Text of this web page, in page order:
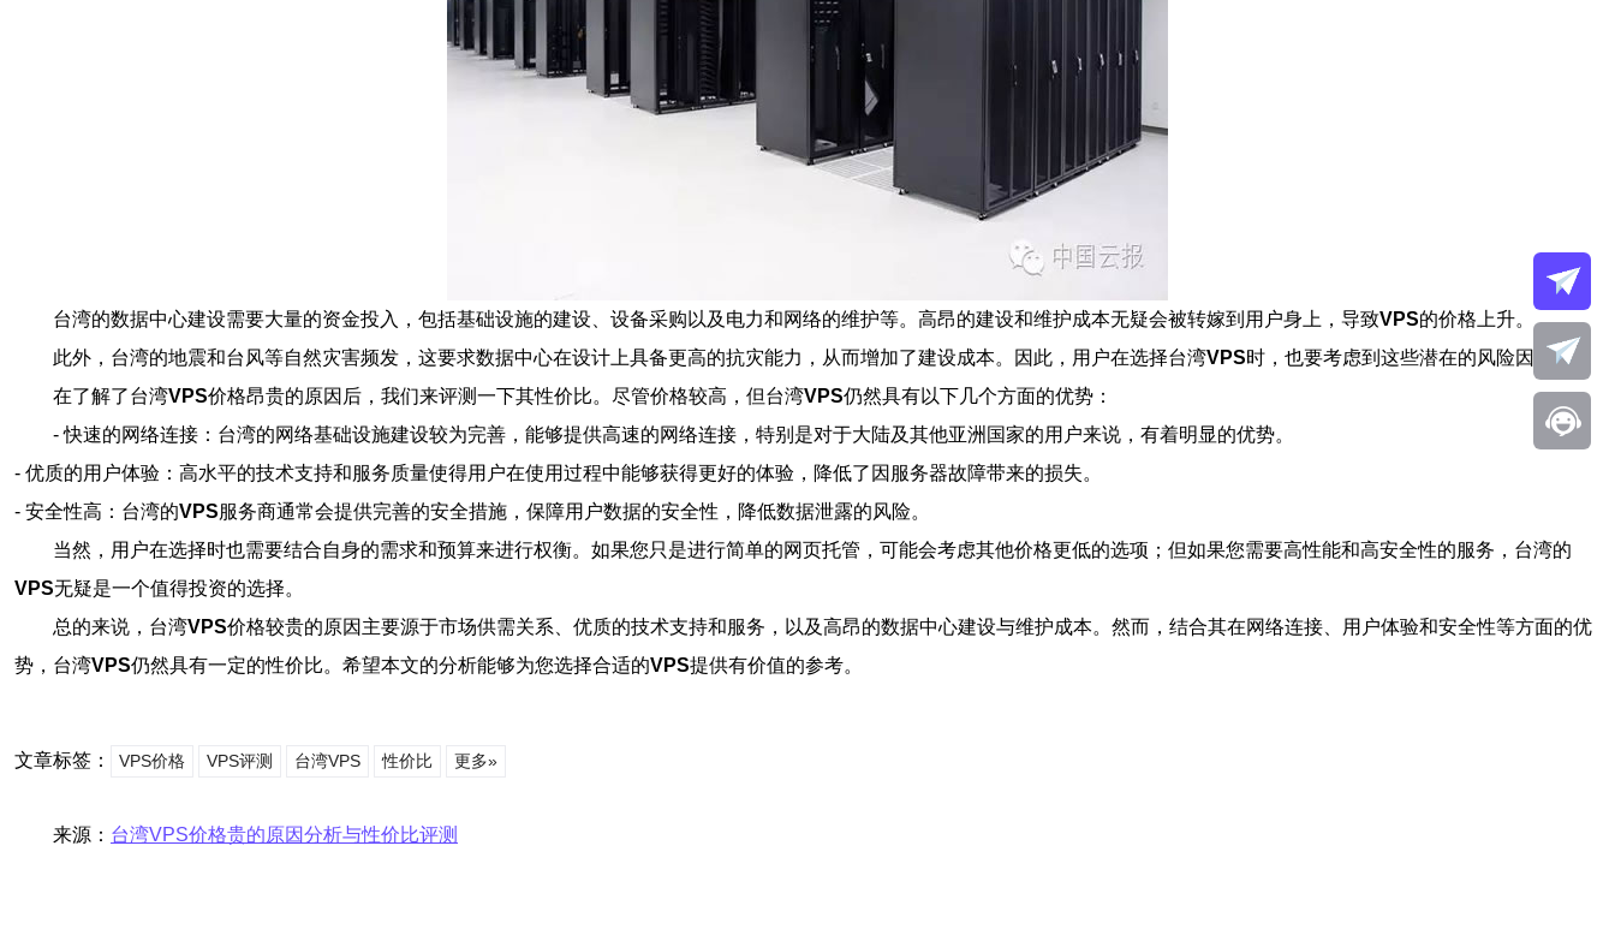
台湾的数据中心建设需要大量的资金投入，包括基础设施的建设、设备采购以及电力和网络的维护等。高昂的建设和维护成本无疑会被转嫁到用户身上，导致VPS的价格上升。
此外，台湾的地震和台风等自然灾害频发，这要求数据中心在设计上具备更高的抗灾能力，从而增加了建设成本。因此，用户在选择台湾VPS时，也要考虑到这些潜在的风险因素。
在了解了台湾VPS价格昂贵的原因后，我们来评测一下其性价比。尽管价格较高，但台湾VPS仍然具有以下几个方面的优势：
- 快速的网络连接：台湾的网络基础设施建设较为完善，能够提供高速的网络连接，特别是对于大陆及其他亚洲国家的用户来说，有着明显的优势。
- 优质的用户体验：高水平的技术支持和服务质量使得用户在使用过程中能够获得更好的体验，降低了因服务器故障带来的损失。
- 安全性高：台湾的VPS服务商通常会提供完善的安全措施，保障用户数据的安全性，降低数据泄露的风险。
当然，用户在选择时也需要结合自身的需求和预算来进行权衡。如果您只是进行简单的网页托管，可能会考虑其他价格更低的选项；但如果您需要高性能和高安全性的服务，台湾的
VPS无疑是一个值得投资的选择。
总的来说，台湾VPS价格较贵的原因主要源于市场供需关系、优质的技术支持和服务，以及高昂的数据中心建设与维护成本。然而，结合其在网络连接、用户体验和安全性等方面的优
势，台湾VPS仍然具有一定的性价比。希望本文的分析能够为您选择合适的VPS提供有价值的参考。
文章标签： VPS价格 VPS评测 台湾VPS 性价比 更多»
来源： 台湾VPS价格贵的原因分析与性价比评测